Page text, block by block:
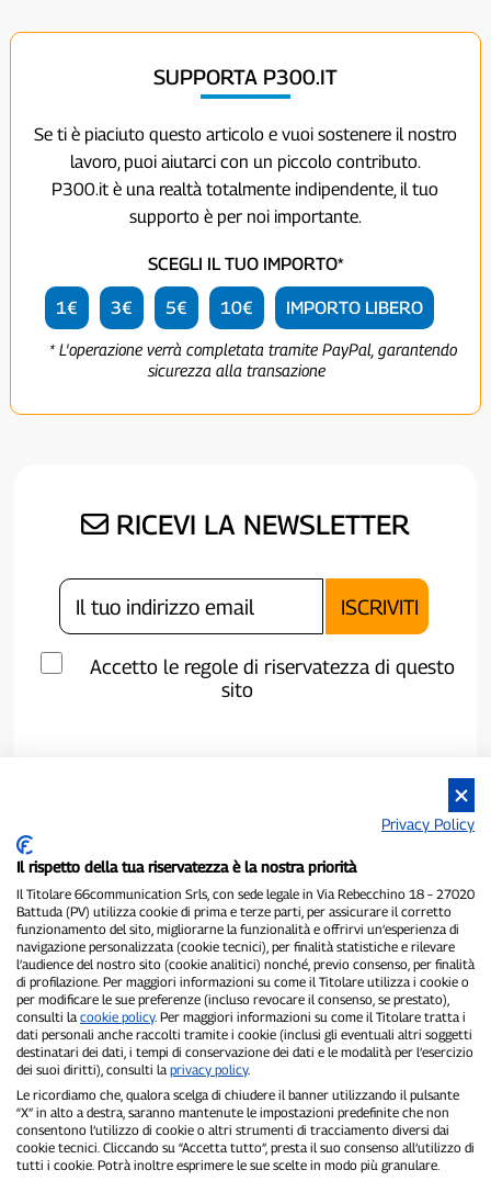
SUPPORTA P300.IT
Se ti è piaciuto questo articolo e vuoi sostenere il nostro
lavoro, puoi aiutarci con un piccolo contributo.
P300.it è una realtà totalmente indipendente, il tuo
supporto è per noi importante.
SCEGLI IL TUO IMPORTO*
1€ 3€ 5€ 10€ IMPORTO LIBERO
* L'operazione verrà completata tramite PayPal, garantendo
sicurezza alla transazione
RICEVI LA NEWSLETTER
Accetto le regole di riservatezza di questo
sito
P300.it è una Testata Giornalistica indipendente
Registrazione numero 1/2021 del 1/2/2021 - Tribunale di Pavia
Proprietario ed editore:66communication Srls- P.IVA
02798890188
Direttore Responsabile:Alessandro Secchi- Vicedirettore:Federico
Benedusi
Privacy Policy-Cookie Policy
"Se è successo davvero, lo trovi su P300.it"
Copyright © P300.it 2012-2026
Privacy Policy
Il rispetto della tua riservatezza è la nostra priorità
Il Titolare 66communication Srls, con sede legale in Via Rebecchino 18 – 27020
Battuda (PV) utilizza cookie di prima e terze parti, per assicurare il corretto
funzionamento del sito, migliorarne la funzionalità e offrirvi un’esperienza di
navigazione personalizzata (cookie tecnici), per finalità statistiche e rilevare
l’audience del nostro sito (cookie analitici) nonché, previo consenso, per finalità
di profilazione. Per maggiori informazioni su come il Titolare utilizza i cookie o
per modificare le sue preferenze (incluso revocare il consenso, se prestato),
consulti la cookie policy. Per maggiori informazioni su come il Titolare tratta i
dati personali anche raccolti tramite i cookie (inclusi gli eventuali altri soggetti
destinatari dei dati, i tempi di conservazione dei dati e le modalità per l’esercizio
dei suoi diritti), consulti la privacy policy.
Le ricordiamo che, qualora scelga di chiudere il banner utilizzando il pulsante
“X” in alto a destra, saranno mantenute le impostazioni predefinite che non
consentono l’utilizzo di cookie o altri strumenti di tracciamento diversi dai
cookie tecnici. Cliccando su “Accetta tutto”, presta il suo consenso all’utilizzo di
tutti i cookie. Potrà inoltre esprimere le sue scelte in modo più granulare.